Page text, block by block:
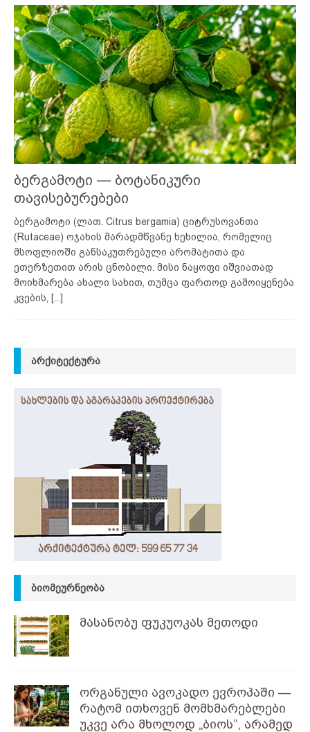
ბერგამოტი — ბოტანიკური
თავისებურებები
ბერგამოტი (ლათ. Citrus bergamia) ციტრუსოვანთა
(Rutaceae) ოჯახის მარადმწვანე ხეხილია, რომელიც
მსოფლიოში განსაკუთრებული არომატითა და
ეთერზეთით არის ცნობილი. მისი ნაყოფი იშვიათად
მოიხმარება ახალი სახით, თუმცა ფართოდ გამოიყენება
კვების,
[...]
ᲐᲠᲥᲘᲢᲔᲥᲢᲣᲠᲐ
ᲑᲘᲝᲛᲔᲣᲠᲜᲔᲝᲑᲐ
მასანობუ ფუკუოკას მეთოდი
ორგანული ავოკადო ევროპაში —
რატომ ითხოვენ მომხმარებლები
უკვე არა მხოლოდ „ბიოს“, არამედ